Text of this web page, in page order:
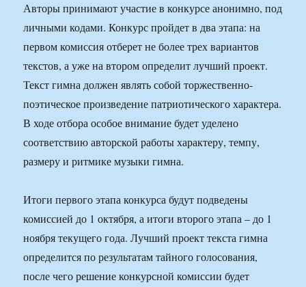
Авторы принимают участие в конкурсе анонимно, под
личными кодами. Конкурс пройдет в два этапа: на
первом комиссия отберет не более трех вариантов
текстов, а уже на втором определит лучший проект.
Текст гимна должен являть собой торжественно-
поэтическое произведение патриотического характера.
В ходе отбора особое внимание будет уделено
соответствию авторской работы характеру, темпу,
размеру и ритмике музыки гимна.
Итоги первого этапа конкурса будут подведены
комиссией до 1 октября, а итоги второго этапа – до 1
ноября текущего года. Лучший проект текста гимна
определится по результатам тайного голосования,
после чего решение конкурсной комиссии будет